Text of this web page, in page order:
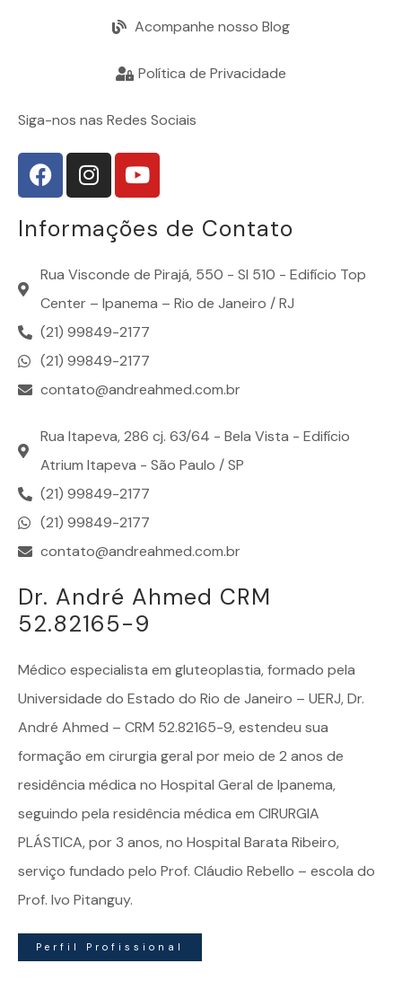
Acompanhe nosso Blog
Política de Privacidade
Siga-nos nas Redes Sociais
Informações de Contato
Rua Visconde de Pirajá, 550 - Sl 510 - Edifício Top
Center – Ipanema – Rio de Janeiro / RJ
(21) 99849-2177
(21) 99849-2177
contato@andreahmed.com.br
Rua Itapeva, 286 cj. 63/64 - Bela Vista - Edifício
Atrium Itapeva - São Paulo / SP
(21) 99849-2177
(21) 99849-2177
contato@andreahmed.com.br
Dr. André Ahmed CRM
52.82165-9
Médico especialista em gluteoplastia, formado pela
Universidade do Estado do Rio de Janeiro – UERJ, Dr.
André Ahmed – CRM 52.82165-9, estendeu sua
formação em cirurgia geral por meio de 2 anos de
residência médica no Hospital Geral de Ipanema,
seguindo pela residência médica em CIRURGIA
PLÁSTICA, por 3 anos, no Hospital Barata Ribeiro,
serviço fundado pelo Prof. Cláudio Rebello – escola do
Prof. Ivo Pitanguy.
Perfil Profissional